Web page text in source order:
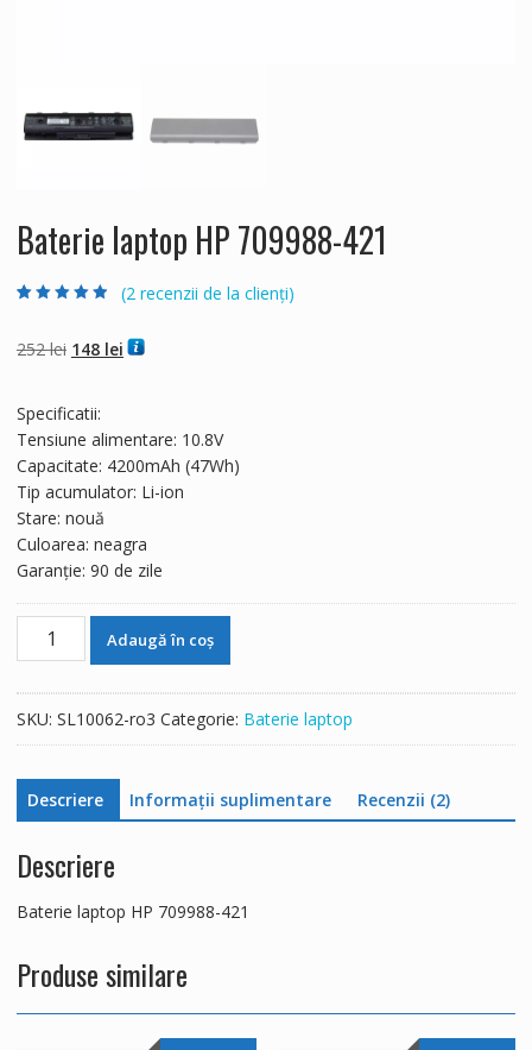
Baterie laptop HP 709988-421
baza a
evaluări
de la clienți
(2 recenzii de la clienți)
252lei Prețul
fost:
252 lei.
148 leiPrețul
Specificatii:
Tensiune alimentare: 10.8V
Capacitate: 4200mAh (47Wh)
Tip acumulator: Li-ion
Stare: nouă
Culoarea: neagra
Garanție: 90 de zile
Cantitate
709988-
Adaugă în coș
SKU: SL10062-ro3 Categorie: Baterie laptop
Descriere Informații suplimentare Recenzii (2)
Descriere
Baterie laptop HP 709988-421
Produse similare